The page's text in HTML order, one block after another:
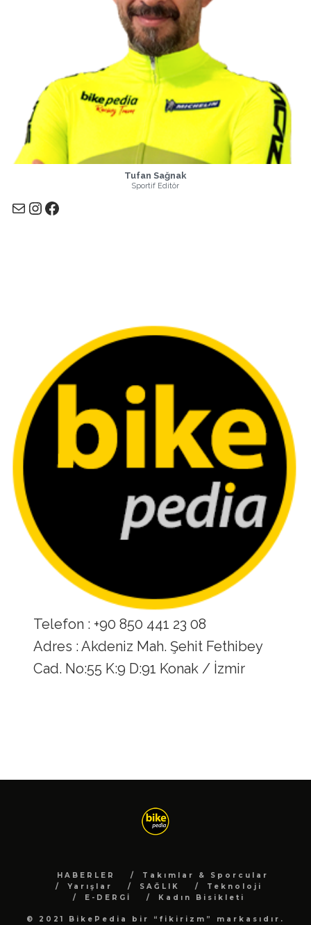
Tufan Sağnak
Sportif Editör
E-posta InstagramFacebook
Telefon : +90 850 441 23 08
Adres : Akdeniz Mah. Şehit Fethibey
Cad. No:55 K:9 D:91 Konak / İzmir
HABERLER
Takımlar & Sporcular
Yarışlar
SAĞLIK
Teknoloji
E-DERGİ
Kadın Bisikleti
© 2021 BikePedia bir “fikirizm” markasıdır.